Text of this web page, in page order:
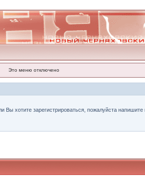
Это меню отключено
хотите зарегистрироваться, пожалуйста